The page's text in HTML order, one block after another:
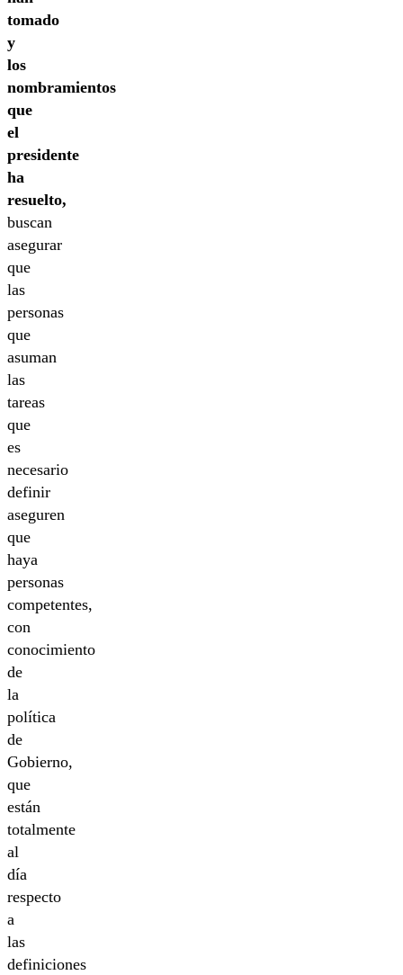
tomado
y
los
nombramientos
que
el
presidente
ha
resuelto,
buscan
asegurar
que
las
personas
que
asuman
las
tareas
que
es
necesario
definir
aseguren
que
haya
personas
competentes,
con
conocimiento
de
la
política
de
Gobierno,
que
están
totalmente
al
día
respecto
a
las
definiciones